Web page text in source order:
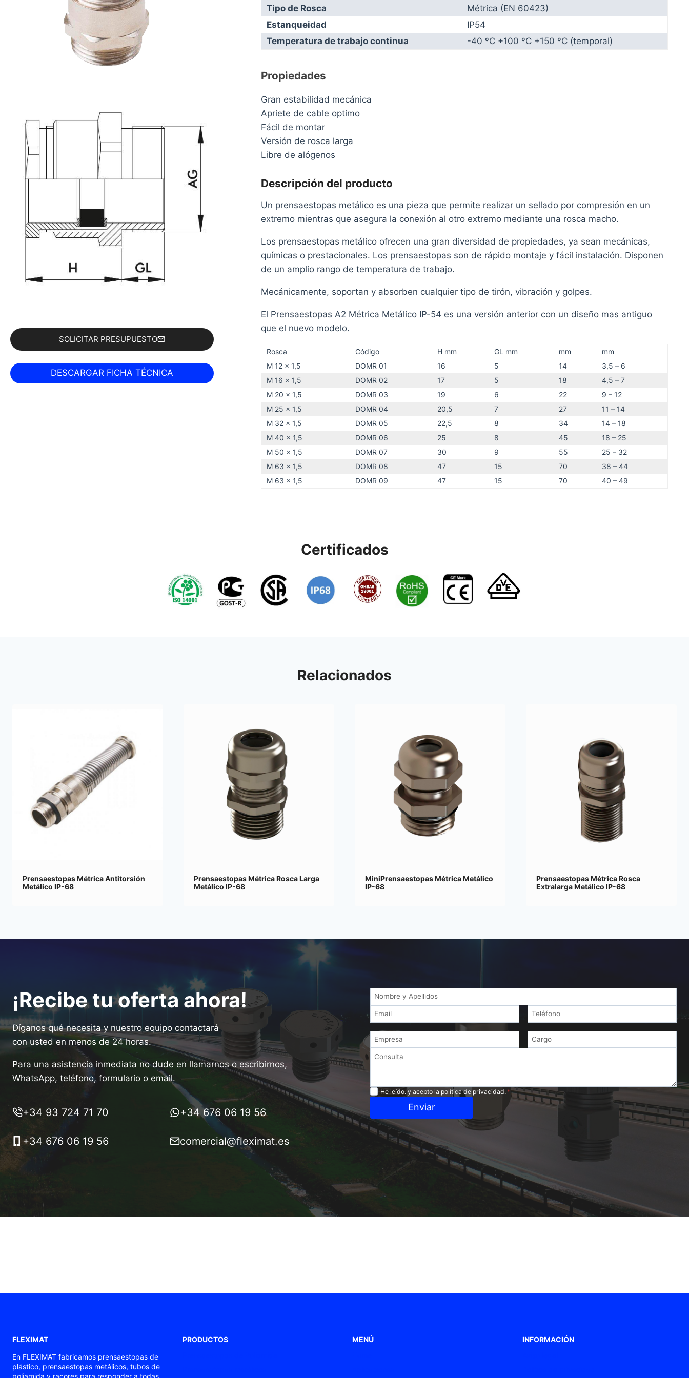
SOLICITAR PRESUPUESTO
Tipo de Rosca
Métrica (EN 60423)
Estanqueidad
IP54
Temperatura de trabajo continua
-40 ºC +100 ºC +150 ºC (temporal)
Propiedades
Gran estabilidad mecánica
Apriete de cable optimo
Fácil de montar
Versión de rosca larga
Libre de alógenos
Descripción del producto
Un prensaestopas metálico es una pieza que permite realizar un sellado por compresión en un
extremo mientras que asegura la conexión al otro extremo mediante una rosca macho.
Los prensaestopas metálico ofrecen una gran diversidad de propiedades, ya sean mecánicas,
químicas o prestacionales. Los prensaestopas son de rápido montaje y fácil instalación. Disponen
de un amplio rango de temperatura de trabajo.
Mecánicamente, soportan y absorben cualquier tipo de tirón, vibración y golpes.
El Prensaestopas A2 Métrica Metálico IP-54 es una versión anterior con un diseño mas antiguo
que el nuevo modelo.
Rosca Código H mm GL mm mm
mm
M 12 x 1,5
DOMR 01 16 5 14
3,5 – 6
M 16 x 1,5
DOMR 02 17 5 18
4,5 – 7
M 20 x 1,5
DOMR 03 19 6 22
9 – 12
M 25 x 1,5
DOMR 04 20,5 7 27
11 – 14
M 32 x 1,5
DOMR 05 22,5 8 34
14 – 18
M 40 x 1,5
DOMR 06 25 8 45
18 – 25
M 50 x 1,5
DOMR 07 30 9 55
25 – 32
M 63 x 1,5
DOMR 08 47 15 70
38 – 44
M 63 x 1,5
DOMR 09 47 15 70 40 – 49
Certificados
Relacionados
Prensaestopas Métrica Antitorsión
Metálico IP-68
Prensaestopas Métrica Rosca Larga
Metálico IP-68
MiniPrensaestopas Métrica Metálico
IP-68
Prensaestopas Métrica Rosca
Extralarga Metálico IP-68
¡Recibe tu oferta ahora!
Díganos qué necesita y nuestro equipo contactará
con usted en menos de 24 horas.
Para una asistencia inmediata no dude en llamarnos o escribirnos,
WhatsApp, teléfono, formulario o email.
+34 93 724 71 70 +34 676 06 19 56
+34 676 06 19 56 comercial@fleximat.es
Privacidad
He leído. y acepto la política de privacidad. *
Enviar
FLEXIMAT
En FLEXIMAT fabricamos prensaestopas de
plástico, prensaestopas metálicos, tubos de
poliamida y racores para responder a todas
PRODUCTOS
MENÚ
INFORMACIÓN